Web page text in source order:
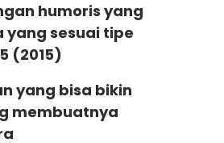
humoris yang
yang sesuai tipe
(2015)
yang bisa bikin
membuatnya